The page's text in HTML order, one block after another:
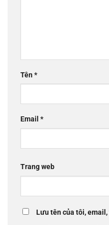
Tên*
Email *
Trang web
Lưu tên của tôi,